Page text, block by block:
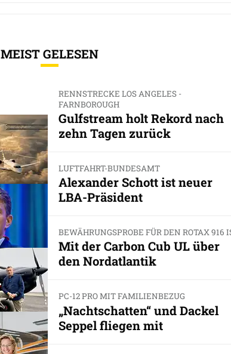
MEIST GELESEN
RENNSTRECKE LOS ANGELES -
FARNBOROUGH
Gulfstream holt Rekord nach
zehn Tagen zurück
LUFTFAHRT-BUNDESAMT
Alexander Schott ist neuer
LBA-Präsident
BEWÄHRUNGSPROBE FÜR DEN ROTAX 916
Mit der Carbon Cub UL über
den Nordatlantik
PC-12 PRO MIT FAMILIENBEZUG
„Nachtschatten“ und Dackel
Seppel fliegen mit